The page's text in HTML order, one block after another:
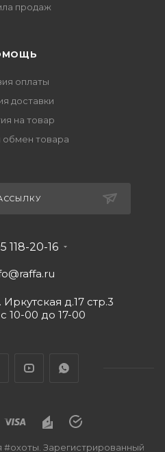
продаж
оплаты
доставки
на товар
обмен товара
118-20-16
д.17 стр.3
10-00 до 17-00
#охоты. Зарегистрированный